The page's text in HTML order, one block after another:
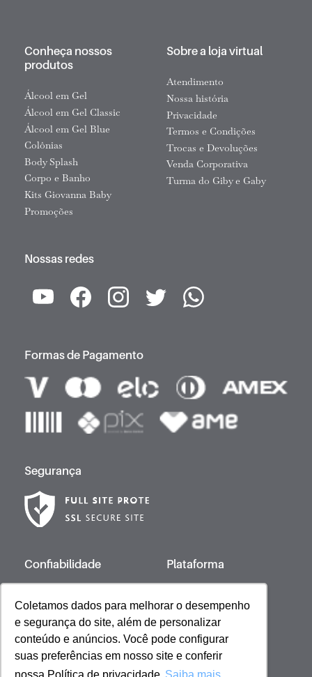
Coletamos dados para melhorar o desempenho
e segurança do site, além de personalizar
conteúdo e anúncios. Você pode configurar
suas preferências em nosso site e conferir
Conheça nossos
produtos
Álcool em Gel
Álcool em Gel Classic
Álcool em Gel Blue
Colônias
Body Splash
Corpo e Banho
Kits Giovanna Baby
Promoções
Sobre a loja virtual
Atendimento
Nossa história
Privacidade
Termos e Condições
Trocas e Devoluções
Venda Corporativa
Turma do Giby e Gaby
Nossas redes
Formas de Pagamento
Segurança
Confiabilidade Plataforma
Desenvolvido por